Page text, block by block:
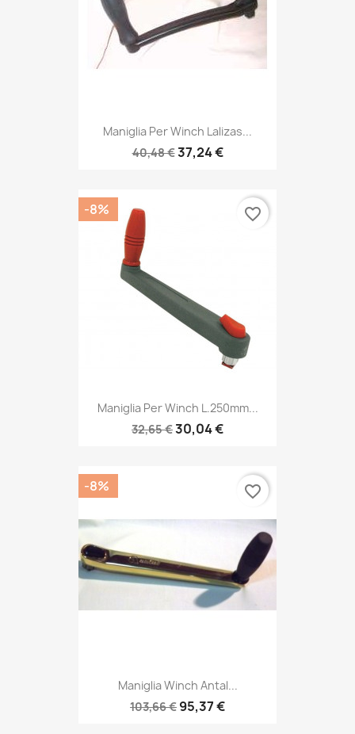
Maniglia Per Winch Lalizas...
40,48 €37,24 €
Maniglia Per Winch L.250mm...
32,65 €30,04 €
-8% favorite_border
Maniglia Winch Antal...
103,66 € 95,37 €
-8% favorite_border